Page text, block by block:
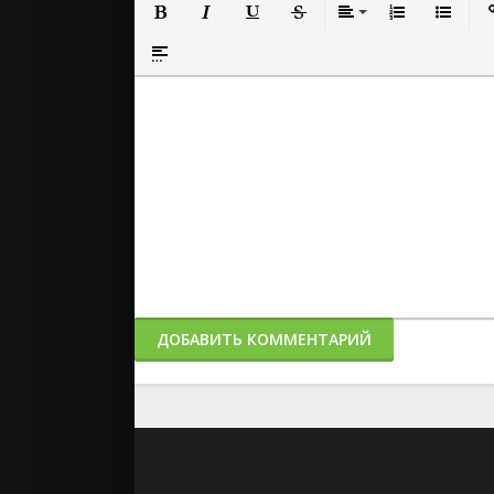
Вставка спойлера
ДОБАВИТЬ КОММЕНТАРИЙ